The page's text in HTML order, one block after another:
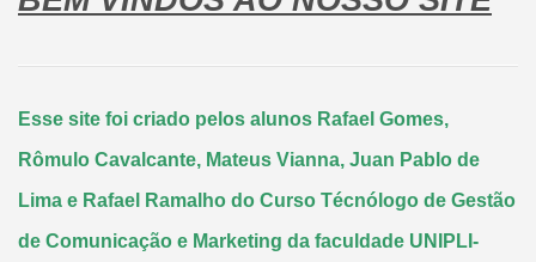
Esse site foi criado pelos alunos Rafael Gomes,
Rômulo Cavalcante, Mateus Vianna, Juan Pablo de
Lima e Rafael Ramalho do Curso Técnólogo de Gestão
de Comunicação e Marketing da faculdade UNIPLI-